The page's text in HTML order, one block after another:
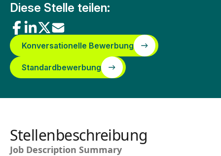
Diese Stelle teilen:
Konversationelle Bewerbung
Standardbewerbung
Stellenbeschreibung
Job Description Summary